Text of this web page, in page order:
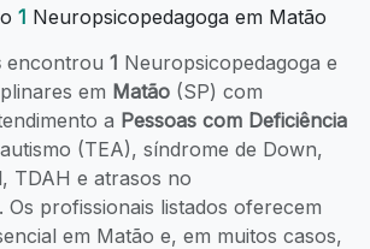
1 Neuropsicopedagoga em Matão
encontrou 1 Neuropsicopedagoga e
em Matão (SP) com
a Pessoas com Deficiência
(TEA), síndrome de Down,
TDAH e atrasos no
Os profissionais listados oferecem
em Matão e, em muitos casos,